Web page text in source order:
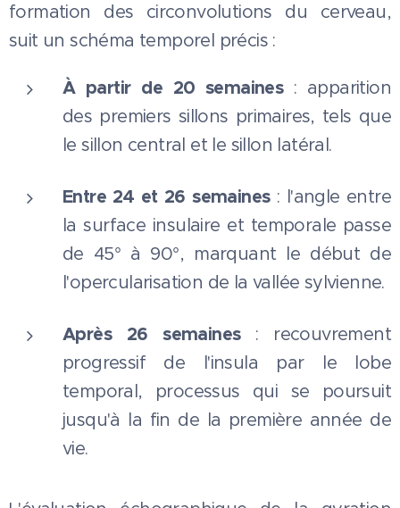
formation des circonvolutions du cerveau,
suit un schéma temporel précis :
À partir de 20 semaines: apparition
des premiers sillons primaires, tels que
le sillon central et le sillon latéral.
Entre 24 et 26 semaines: l'angle entre
la surface insulaire et temporale passe
de 45° à 90°, marquant le début de
l'opercularisation de la vallée sylvienne.
Après 26 semaines: recouvrement
progressif de l'insula par le lobe
temporal, processus qui se poursuit
jusqu'à la fin de la première année de
vie.